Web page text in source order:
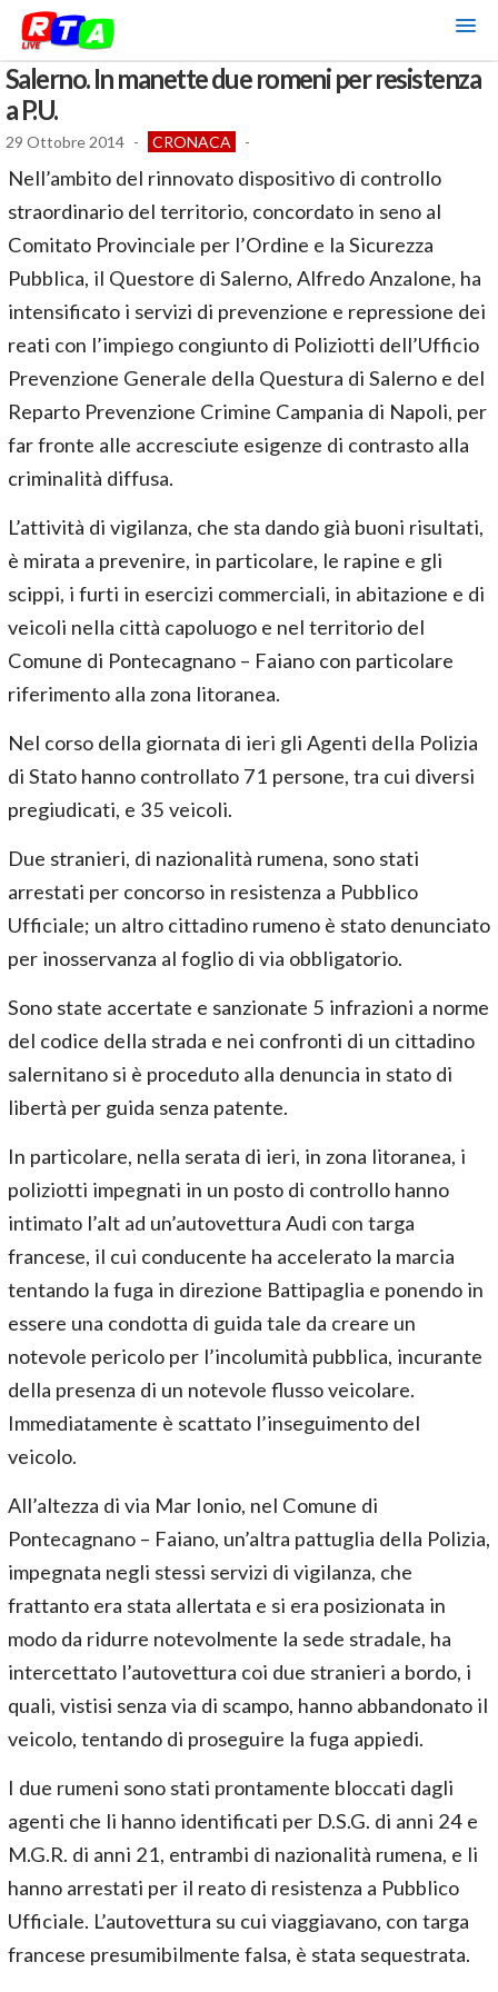
Salerno. In manette due romeni per resistenza
a P.U.
29 Ottobre 2014 - CRONACA -
Nell’ambito del rinnovato dispositivo di controllo
straordinario del territorio, concordato in seno al
Comitato Provinciale per l’Ordine e la Sicurezza
Pubblica, il Questore di Salerno, Alfredo Anzalone, ha
intensificato i servizi di prevenzione e repressione dei
reati con l’impiego congiunto di Poliziotti dell’Ufficio
Prevenzione Generale della Questura di Salerno e del
Reparto Prevenzione Crimine Campania di Napoli, per
far fronte alle accresciute esigenze di contrasto alla
criminalità diffusa.
L’attività di vigilanza, che sta dando già buoni risultati,
è mirata a prevenire, in particolare, le rapine e gli
scippi, i furti in esercizi commerciali, in abitazione e di
veicoli nella città capoluogo e nel territorio del
Comune di Pontecagnano – Faiano con particolare
riferimento alla zona litoranea.
Nel corso della giornata di ieri gli Agenti della Polizia
di Stato hanno controllato 71 persone, tra cui diversi
pregiudicati, e 35 veicoli.
Due stranieri, di nazionalità rumena, sono stati
arrestati per concorso in resistenza a Pubblico
Ufficiale; un altro cittadino rumeno è stato denunciato
per inosservanza al foglio di via obbligatorio.
Sono state accertate e sanzionate 5 infrazioni a norme
del codice della strada e nei confronti di un cittadino
salernitano si è proceduto alla denuncia in stato di
libertà per guida senza patente.
In particolare, nella serata di ieri, in zona litoranea, i
poliziotti impegnati in un posto di controllo hanno
intimato l’alt ad un’autovettura Audi con targa
francese, il cui conducente ha accelerato la marcia
tentando la fuga in direzione Battipaglia e ponendo in
essere una condotta di guida tale da creare un
notevole pericolo per l’incolumità pubblica, incurante
della presenza di un notevole flusso veicolare.
Immediatamente è scattato l’inseguimento del
veicolo.
All’altezza di via Mar Ionio, nel Comune di
Pontecagnano – Faiano, un’altra pattuglia della Polizia,
impegnata negli stessi servizi di vigilanza, che
frattanto era stata allertata e si era posizionata in
modo da ridurre notevolmente la sede stradale, ha
intercettato l’autovettura coi due stranieri a bordo, i
quali, vistisi senza via di scampo, hanno abbandonato il
veicolo, tentando di proseguire la fuga appiedi.
I due rumeni sono stati prontamente bloccati dagli
agenti che li hanno identificati per D.S.G. di anni 24 e
M.G.R. di anni 21, entrambi di nazionalità rumena, e li
hanno arrestati per il reato di resistenza a Pubblico
Ufficiale. L’autovettura su cui viaggiavano, con targa
francese presumibilmente falsa, è stata sequestrata.